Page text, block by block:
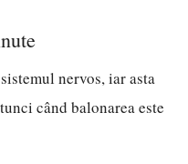
nervos, iar asta
când balonarea este